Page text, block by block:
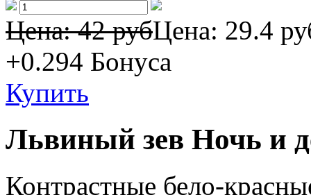
Цена: 42 рубЦена: 29.4
+0.294 Бонуса
Купить
Львиный зев Ночь и
Контрастные бело-